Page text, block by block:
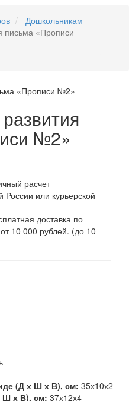
Дошкольникам
письма «Прописи
№2»
расчет
России или курьерской
доставка по
10 000 рублей. (до 10
(Д х Ш х В), см: 35х10х2
Ш х В), см: 37х12х4